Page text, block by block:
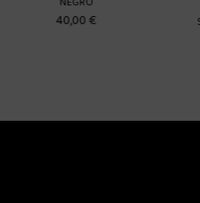
SSSTUFFF I WEAR GLASSES